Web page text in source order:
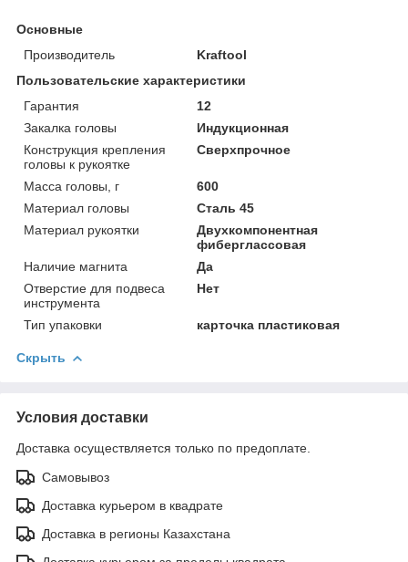
Основные
Производитель
Kraftool
Пользовательские характеристики
Гарантия
12
Закалка головы
Индукционная
Конструкция крепления
головы к рукоятке
Сверхпрочное
Масса головы, г
600
Материал головы
Сталь 45
Материал рукоятки
Двухкомпонентная
фиберглассовая
Наличие магнита
Да
Отверстие для подвеса
инструмента
Нет
Тип упаковки карточка пластиковая
Скрыть
Условия доставки
Доставка осуществляется только по предоплате.
Самовывоз
Доставка курьером в квадрате
Доставка в регионы Казахстана